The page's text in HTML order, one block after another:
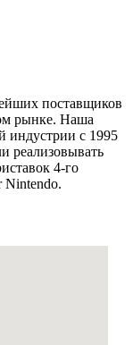
поставщиков
рынке. Наша
индустрии с 1995
реализовывать
4-го
Nintendo.